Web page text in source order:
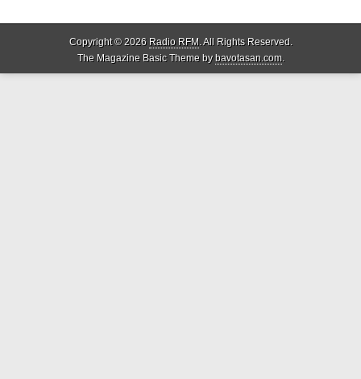
Copyright © 2026 Radio RFM. All Rights Reserved.
The Magazine Basic Theme bybavotasan.com.